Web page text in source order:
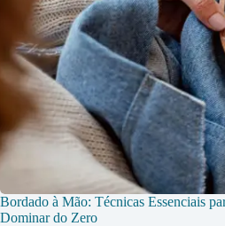
Bordado à Mão: Técnicas Essenciais
Dominar do Zero